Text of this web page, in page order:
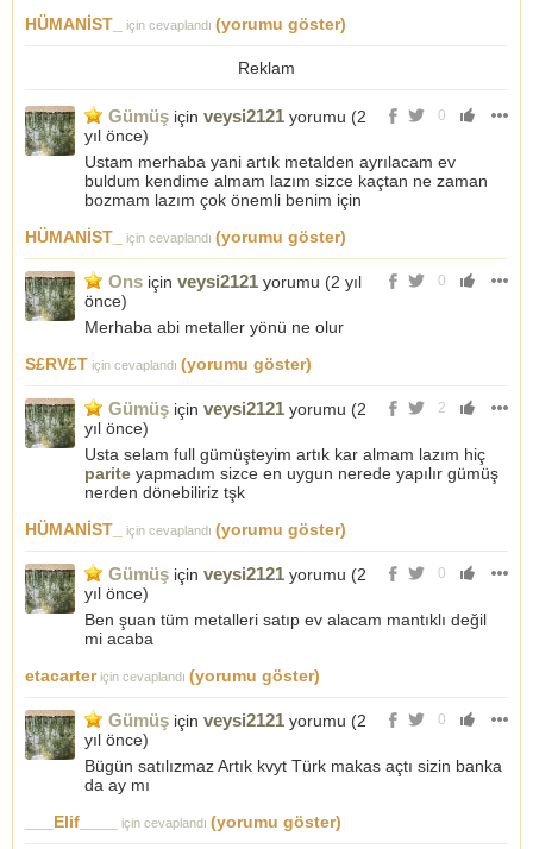
HÜMANİST_
için cevaplandı (yorumu göster)
Reklam
0
Gümüş için veysi2121 yorumu (2
yıl önce)
Ustam merhaba yani artık metalden ayrılacam ev
buldum kendime almam lazım sizce kaçtan ne zaman
bozmam lazım çok önemli benim için
HÜMANİST_
için cevaplandı (yorumu göster)
0
Ons için veysi2121 yorumu (2 yıl
önce)
Merhaba abi metaller yönü ne olur
S£RV£T için cevaplandı (yorumu göster)
2
Gümüş için veysi2121 yorumu (2
yıl önce)
Usta selam full gümüşteyim artık kar almam lazım hiç
parite yapmadım sizce en uygun nerede yapılır gümüş
nerden dönebiliriz tşk
HÜMANİST_
için cevaplandı (yorumu göster)
0
Gümüş için veysi2121 yorumu (2
yıl önce)
Ben şuan tüm metalleri satıp ev alacam mantıklı değil
mi acaba
etacarteriçin cevaplandı (yorumu göster)
0
Gümüş için veysi2121 yorumu (2
yıl önce)
Bügün satılızmaz Artık kvyt Türk makas açtı sizin banka
da ay mı
___Elif____
için cevaplandı (yorumu göster)